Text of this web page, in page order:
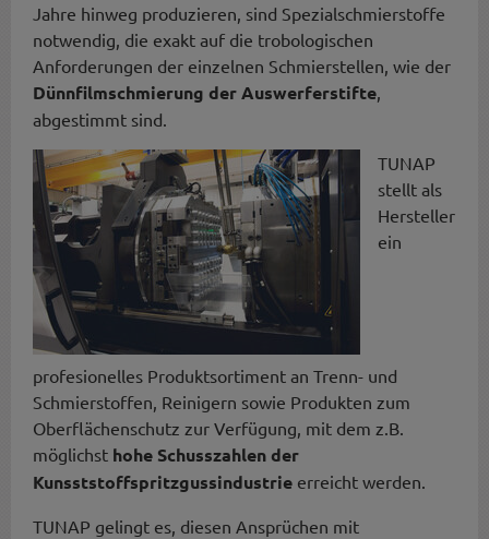
Jahre hinweg produzieren, sind Spezialschmierstoffe
notwendig, die exakt auf die trobologischen
Anforderungen der einzelnen Schmierstellen, wie der
Dünnfilmschmierung der Auswerferstifte
abgestimmt sind.
TUNAP
stellt als
Hersteller
ein
profesionelles Produktsortiment an Trenn- und
Schmierstoffen, Reinigern sowie Produkten zum
Oberflächenschutz zur Verfügung, mit dem z.B.
möglichst hohe Schusszahlen der
Kunsststoffspritzgussindustrie erreicht werden.
TUNAP gelingt es, diesen Ansprüchen mit